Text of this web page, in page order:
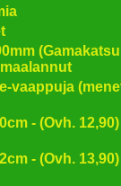
vaappuja
- (Ovh.
- (Ovh.